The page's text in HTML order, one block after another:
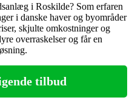
i Roskilde? Som erfaren
i danske haver og byområder
skjulte omkostninger og
overraskelser og får en
tilbud